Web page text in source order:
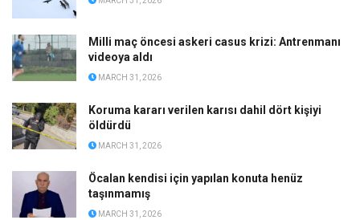
Milli maç öncesi askeri casus krizi: Antrenmanı
videoya aldı
MARCH 31, 2026
Koruma kararı verilen karısı dahil dört kişiyi
öldürdü
MARCH 31, 2026
Öcalan kendisi için yapılan konuta henüz
taşınmamış
MARCH 31, 2026